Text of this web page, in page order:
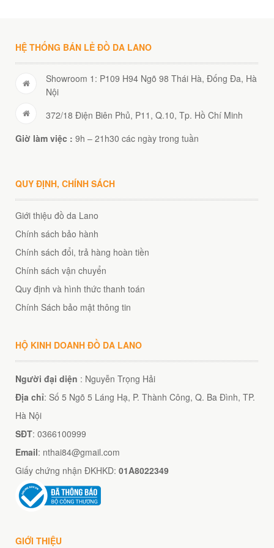
HỆ THỐNG BÁN LẺ ĐỒ DA LANO
Showroom 1: P109 H94 Ngõ 98 Thái Hà, Đống Đa, Hà
Nội
372/18 Điện Biên Phủ, P11, Q.10, Tp. Hồ Chí Minh
Giờ làm việc : 9h – 21h30 các ngày trong tuần
QUY ĐỊNH, CHÍNH SÁCH
Giới thiệu đồ da Lano
Chính sách bảo hành
Chính sách đổi, trả hàng hoàn tiền
Chính sách vận chuyển
Quy định và hình thức thanh toán
Chính Sách bảo mật thông tin
HỘ KINH DOANH ĐỒ DA LANO
Người đại diện : Nguyễn Trọng Hải
Địa chỉ: Số 5 Ngõ 5 Láng Hạ, P. Thành Công, Q. Ba Đình, TP.
Hà Nội
SĐT: 0366100999
Email: nthai84@gmail.com
Giấy chứng nhận ĐKHKD: 01A8022349
GIỚI THIỆU